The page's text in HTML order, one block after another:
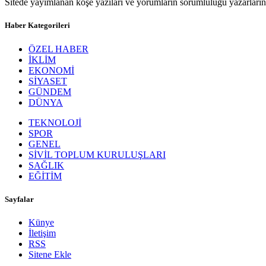
Sitede yayımlanan köşe yazıları ve yorumların sorumluluğu
Haber Kategorileri
ÖZEL HABER
İKLİM
EKONOMİ
SİYASET
GÜNDEM
DÜNYA
TEKNOLOJİ
SPOR
GENEL
SİVİL TOPLUM KURULUŞLARI
SAĞLIK
EĞİTİM
Sayfalar
Künye
İletişim
RSS
Sitene Ekle